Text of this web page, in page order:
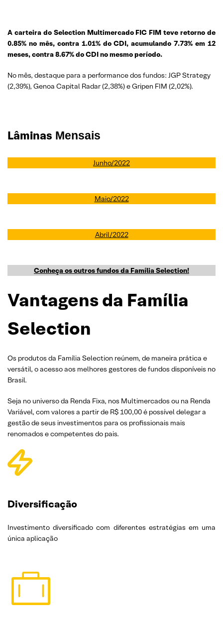
A carteira do Selection Multimercado FIC FIM teve retorno de
0.85% no mês, contra 1.01% do CDI, acumulando 7.73% em 12
meses, contra 8.67% do CDI no mesmo período.
No mês, destaque para a performance dos fundos: JGP Strategy
(2,39%), Genoa Capital Radar (2,38%) e Gripen FIM (2,02%).
Lâminas Mensais
Junho/2022
Maio/2022
Abril/2022
Conheça os outros fundos da Família Selection!
Vantagens da Família
Selection
Os produtos da Família Selection reúnem, de maneira prática e
versátil, o acesso aos melhores gestores de fundos disponíveis no
Brasil.
Seja no universo da Renda Fixa, nos Multimercados ou na Renda
Variável, com valores a partir de R$ 100,00 é possível delegar a
gestão de seus investimentos para os profissionais mais
renomados e competentes do pais.
Diversificação
Investimento diversificado com diferentes estratégias em uma
única aplicação